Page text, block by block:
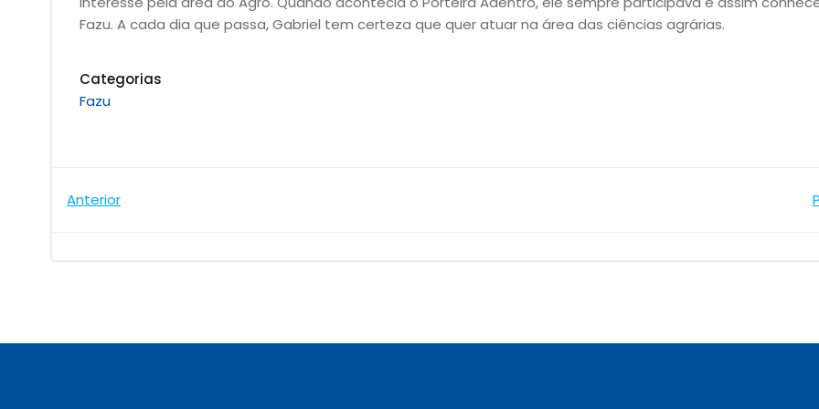
Fazu. A cada dia que passa, Gabriel tem certeza que quer atuar na área das ciências agrárias.
Categorias
Fazu
Navegação
Anterior